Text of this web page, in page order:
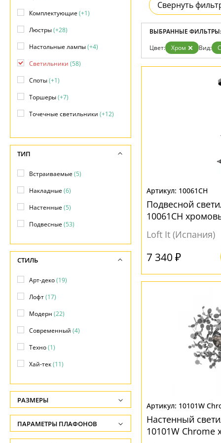
Возврат
Отзывы
Дизайнерам
Бренды
Контакты
Прованс
Современный
Хай тек
Свернуть
ВЫБРАННЫЕ ФИЛЬТРЫ:
Цвет: Хром Вид:
10061CH
Подвесной
10061CH
Loft It (Испания)
7 340 ₽
10101W
Настенный
10101W Chrome
Комплектующие(+1)
Люстры(+28)
Настольные лампы(+4)
Светильники (58)
Споты(+1)
Торшеры(+7)
Точечные светильники (+12)
ТИП
Встраиваемые(5)
Накладные(6)
Настенные(5)
Подвесные(53)
СТИЛЬ
Арт-деко(19)
Лофт(17)
Модерн (22)
Современный (4)
Техно(1)
Хай-тек(11)
РАЗМЕРЫ
Высота, см
-
ПАРАМЕТРЫ ПЛАФОНОВ